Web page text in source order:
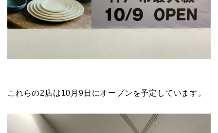
これらの2店は10月9日にオープンを予定しています。